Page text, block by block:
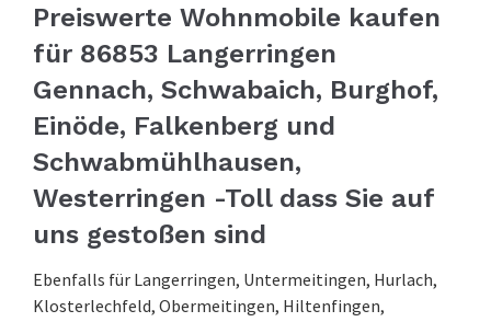
Preiswerte Wohnmobile kaufen
für 86853 Langerringen
Gennach, Schwabaich, Burghof,
Einöde, Falkenberg und
Schwabmühlhausen,
Westerringen -Toll dass Sie auf
uns gestoßen sind
Ebenfalls für Langerringen, Untermeitingen, Hurlach,
Klosterlechfeld, Obermeitingen, Hiltenfingen,